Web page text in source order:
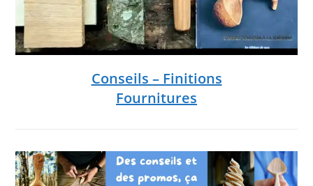
Conseils – Finitions
Fournitures